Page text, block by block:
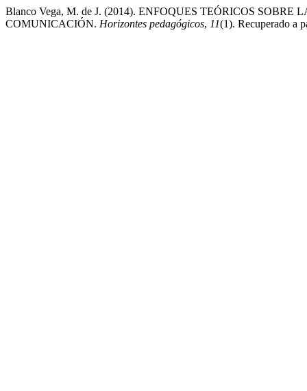
Blanco Vega, M. de J. (2014). ENFOQUES TEÓRICOS
COMUNICACIÓN. Horizontes pedagógicos, 11(1). Recuperado a